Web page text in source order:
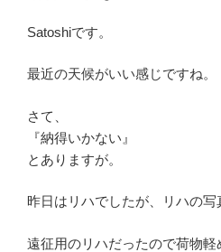
Satoshiです。
最近の天候がいい感じですね。
さて、
『納得いかない』
とありますが。
昨日はリハでしたが、リハの写
遠征用のリハだったので荷物